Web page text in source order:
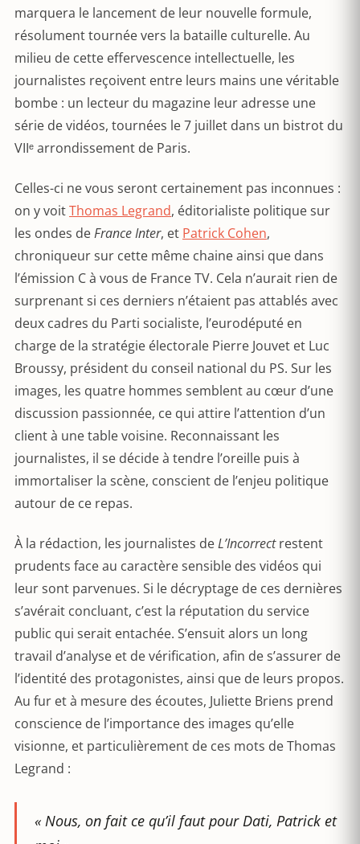
marquera le lancement de leur nouvelle formule,
résolument tournée vers la bataille culturelle. Au
milieu de cette effervescence intellectuelle, les
journalistes reçoivent entre leurs mains une véritable
bombe : un lecteur du magazine leur adresse une
série de vidéos, tournées le 7 juillet dans un bistrot du
VIIᵉ arrondissement de Paris.
Celles-ci ne vous seront certainement pas inconnues :
on y voitThomas Legrand, éditorialiste politique sur
les ondes deFrance Inter, et Patrick Cohen,
chroniqueur sur cette même chaine ainsi que dans
l’émission C à vous de France TV. Cela n’aurait rien de
surprenant si ces derniers n’étaient pas attablés avec
deux cadres du Parti socialiste, l’eurodéputé en
charge de la stratégie électorale Pierre Jouvet et Luc
Broussy, président du conseil national du PS. Sur les
images, les quatre hommes semblent au cœur d’une
discussion passionnée, ce qui attire l’attention d’un
client à une table voisine. Reconnaissant les
journalistes, il se décide à tendre l’oreille puis à
immortaliser la scène, conscient de l’enjeu politique
autour de ce repas.
À la rédaction, les journalistes deL’Incorrectrestent
prudents face au caractère sensible des vidéos qui
leur sont parvenues. Si le décryptage de ces dernières
s’avérait concluant, c’est la réputation du service
public qui serait entachée. S’ensuit alors un long
travail d’analyse et de vérification, afin de s’assurer de
l’identité des protagonistes, ainsi que de leurs propos.
Au fur et à mesure des écoutes, Juliette Briens prend
conscience de l’importance des images qu’elle
visionne, et particulièrement de ces mots de Thomas
Legrand :
« Nous, on fait ce qu’il faut pour Dati, Patrick et